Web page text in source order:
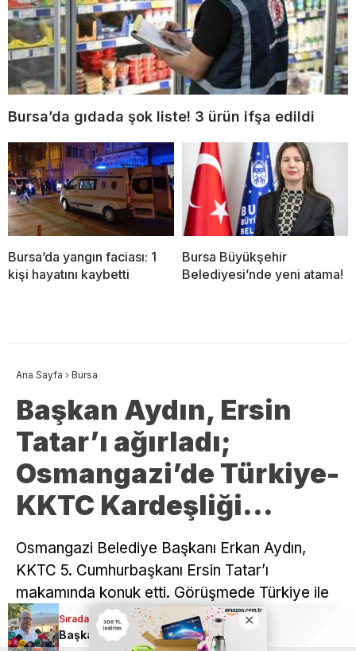
Sıradaki Haber
Bursa’da gıdada şok liste! 3 ürün ifşa edildi
Bursa’da yangın faciası: 1
kişi hayatını kaybetti
Bursa Büyükşehir
Belediyesi’nde yeni atama!
Ana Sayfa › Bursa
Başkan Aydın, Ersin
Tatar’ı ağırladı;
Osmangazi’de Türkiye-
KKTC Kardeşliği…
Osmangazi Belediye Başkanı Erkan Aydın,
KKTC 5. Cumhurbaşkanı Ersin Tatar’ı
makamında konuk etti. Görüşmede Türkiye ile
KKTC arasındaki ortak tarih, kültür ve
dayanışma vurgulandı.